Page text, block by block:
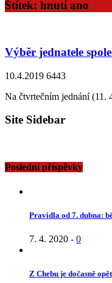
Štítek: hnutí ano
Výběr jednatele
10.4.2019 6443
Na čtvrtečním jednání (11.
Site Sidebar
Poslední příspěvky
Pravidla od 7. dubna:
7. 4. 2020 - 0
Z Chebu je dočasně